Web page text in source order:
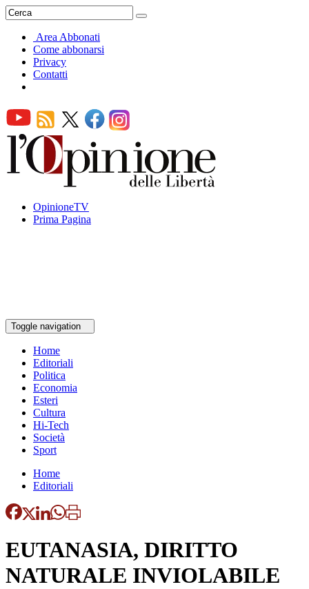
Area Abbonati
Come abbonarsi
Privacy
Contatti
OpinioneTV
Prima Pagina
Toggle navigation
Home
Editoriali
Politica
Economia
Esteri
Cultura
Hi-Tech
Società
Sport
Home
Editoriali
EUTANASIA, DIRITTO
NATURALE INVIOLABILE